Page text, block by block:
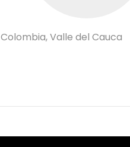
Colombia, Valle del Cauca